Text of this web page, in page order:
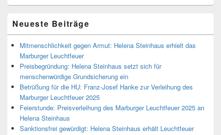
Bereich
Neueste Beiträge
Mitmenschlichkeit gegen Armut: Helena Steinhaus erhielt das
Marburger Leuchtfeuer
Preisbegründung: Helena Steinhaus setzt sich für
menschenwürdige Grundsicherung ein
Betrüßung für die HU: Franz-Josef Hanke zur Verleihung des
Marburger Leuchtfeuer 2025
Feierstunde: Preisverleihung des Marburger Leuchtfeuer 2025 an
Helena Steinhaus
Sanktionsfrei gewürdigt: Helena Steinhaus erhält Leuchtfeuer